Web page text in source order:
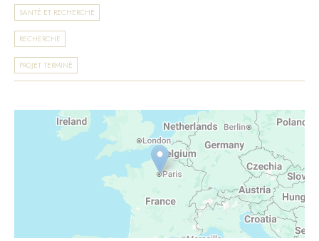
SANTÉ ET RECHERCHE
RECHERCHE
PROJET TERMINÉ